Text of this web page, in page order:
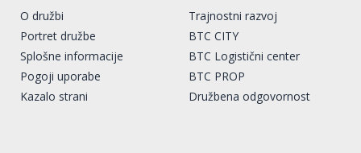
O družbi
Portret družbe
Splošne informacije
Pogoji uporabe
Kazalo strani
Trajnostni razvoj
BTC CITY
BTC Logistični center
BTC PROP
Družbena odgovornost